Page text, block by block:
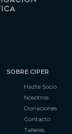
SOBRE CIPER
Hazte Socio
Nosotros
Donaciones
Contacto
Talleres